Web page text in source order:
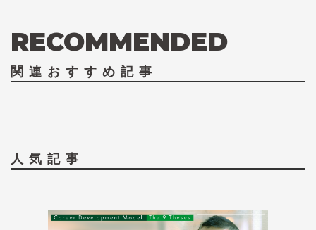
RECOMMENDED
関連おすすめ記事
人気記事